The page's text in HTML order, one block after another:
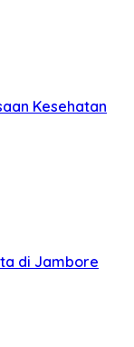
Kesehatan
di Jambore